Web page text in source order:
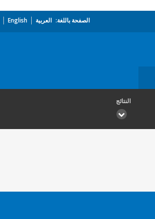
الصفحة باللغة: العربية English
النتائج